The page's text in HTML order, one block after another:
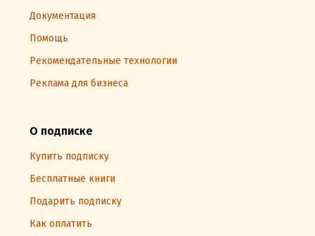
Документация
Помощь
Рекомендательные технологии
Реклама для бизнеса
О подписке
Купить подписку
Бесплатные книги
Подарить подписку
Как оплатить